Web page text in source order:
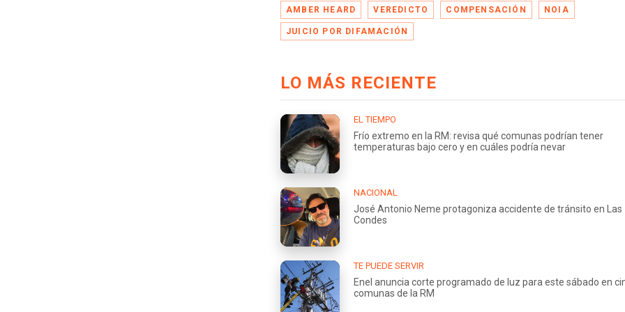
AMBER HEARD VEREDICTO COMPENSACIÓN NOIA
JUICIO POR DIFAMACIÓN
LO MÁS RECIENTE
EL TIEMPO
Frío extremo en la RM: revisa qué comunas podrían tener
temperaturas bajo cero y en cuáles podría nevar
NACIONAL
José Antonio Neme protagoniza accidente de tránsito en Las
Condes
TE PUEDE SERVIR
Enel anuncia corte programado de luz para este sábado en
comunas de la RM